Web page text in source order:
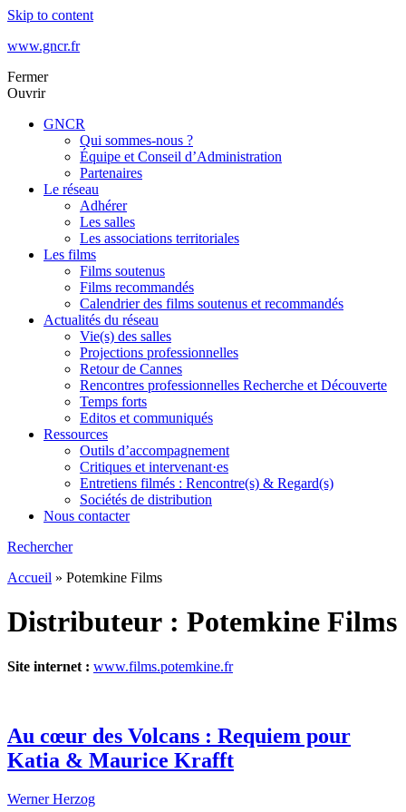
Skip to content
www.gncr.fr
Fermer
Ouvrir
GNCR
Qui sommes-nous ?
Équipe et Conseil d’Administration
Partenaires
Le réseau
Adhérer
Les salles
Les associations territoriales
Les films
Films soutenus
Films recommandés
Calendrier des films soutenus et recommandés
Actualités du réseau
Vie(s) des salles
Projections professionnelles
Retour de Cannes
Rencontres professionnelles Recherche et Découverte
Temps forts
Editos et communiqués
Ressources
Outils d’accompagnement
Critiques et intervenant·es
Entretiens filmés : Rencontre(s) & Regard(s)
Sociétés de distribution
Nous contacter
Rechercher
Accueil » Potemkine Films
Distributeur : Potemkine Films
Site internet : www.films.potemkine.fr
Au cœur des Volcans : Requiem pour
Katia & Maurice Krafft
Werner Herzog